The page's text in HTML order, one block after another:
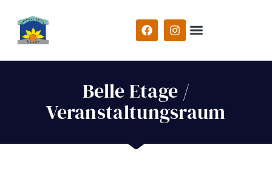
Belle Etage /
Veranstaltungsraum